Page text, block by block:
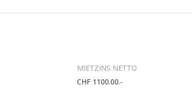
MIETZINS NETTO
CHF 1100.00.-